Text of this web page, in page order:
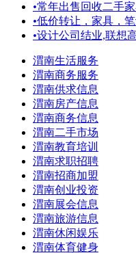
•常年出售回收二手
•低价转让，家具，
•设计公司结业,联想
渭南生活服务
渭南商务服务
渭南供求信息
渭南房产信息
渭南商务信息
渭南二手市场
渭南教育培训
渭南求职招聘
渭南招商加盟
渭南创业投资
渭南展会信息
渭南旅游信息
渭南休闲娱乐
渭南体育健身